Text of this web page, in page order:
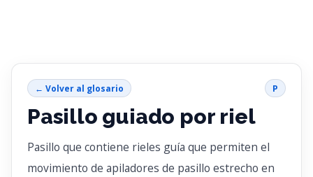
← Volver al glosario P
Pasillo guiado por riel
Pasillo que contiene rieles guía que permiten el
movimiento de apiladores de pasillo estrecho en